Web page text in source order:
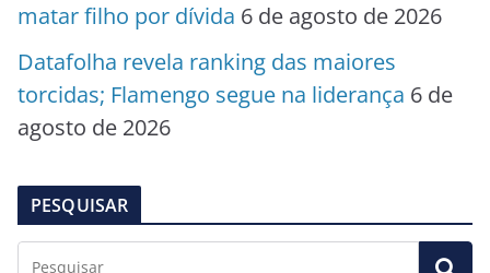
matar filho por dívida 6 de agosto de 2026
Datafolha revela ranking das maiores
torcidas; Flamengo segue na liderança 6 de
agosto de 2026
PESQUISAR